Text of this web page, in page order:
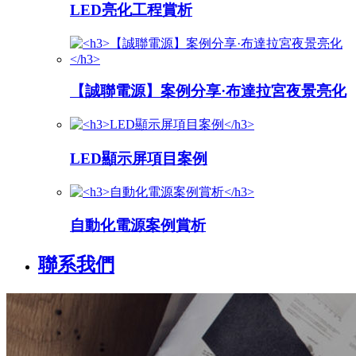
LED亮化工程賞析
【誠聯電源】案例分享·布達拉宮夜景亮化
LED顯示屏項目案例
自動化電源案例賞析
聯系我們